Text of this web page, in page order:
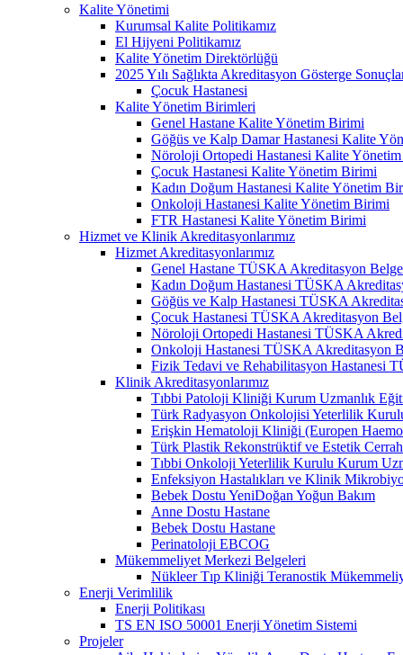
Kalite Yönetimi
Kurumsal Kalite Politikamız
El Hijyeni Politikamız
Kalite Yönetim Direktörlüğü
2025 Yılı Sağlıkta Akreditasyon Gösterge
Çocuk Hastanesi
Kalite Yönetim Birimleri
Genel Hastane Kalite Yönetim Birimi
Göğüs ve Kalp Damar Hastanesi Kalite
Nöroloji Ortopedi Hastanesi Kalite
Çocuk Hastanesi Kalite Yönetim Birimi
Kadın Doğum Hastanesi Kalite Yönetim
Onkoloji Hastanesi Kalite Yönetim Birimi
FTR Hastanesi Kalite Yönetim Birimi
Hizmet ve Klinik Akreditasyonlarımız
Hizmet Akreditasyonlarımız
Genel Hastane TÜSKA Akreditasyon
Kadın Doğum Hastanesi TÜSKA
Göğüs ve Kalp Hastanesi TÜSKA
Çocuk Hastanesi TÜSKA Akreditasyon
Nöroloji Ortopedi Hastanesi TÜSKA
Onkoloji Hastanesi TÜSKA Akreditasyon
Fizik Tedavi ve Rehabilitasyon Hastanesi
Klinik Akreditasyonlarımız
Tıbbi Patoloji Kliniği Kurum Uzmanlık
Türk Radyasyon Onkolojisi Yeterlilik
Erişkin Hematoloji Kliniği (Europen
Türk Plastik Rekonstrüktif ve Estetik
Tıbbi Onkoloji Yeterlilik Kurulu Kurum
Enfeksiyon Hastalıkları ve Klinik
Bebek Dostu YeniDoğan Yoğun Bakım
Anne Dostu Hastane
Bebek Dostu Hastane
Perinatoloji EBCOG
Mükemmeliyet Merkezi Belgeleri
Nükleer Tıp Kliniği Teranostik
Enerji Verimlilik
Enerji Politikası
TS EN ISO 50001 Enerji Yönetim Sistemi
Projeler